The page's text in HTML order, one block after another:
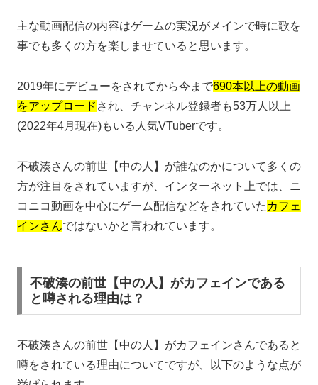
主な動画配信の内容はゲームの実況がメインで時に歌を
事でも多くの方を楽しませていると思います。
2019年にデビューをされてから今まで690本以上の動画
をアップロード され、チャンネル登録者も53万人以上
(2022年4月現在)もいる人気VTuberです。
不破湊さんの前世【中の人】が誰なのかについて多くの
方が注目をされていますが、インターネット上では、ニ
コニコ動画を中心にゲーム配信などをされていた カフェ
インさんではないかと言われています。
不破湊の前世【中の人】がカフェインである
と噂される理由は？
不破湊さんの前世【中の人】がカフェインさんであると
噂をされている理由についてですが、以下のような点が